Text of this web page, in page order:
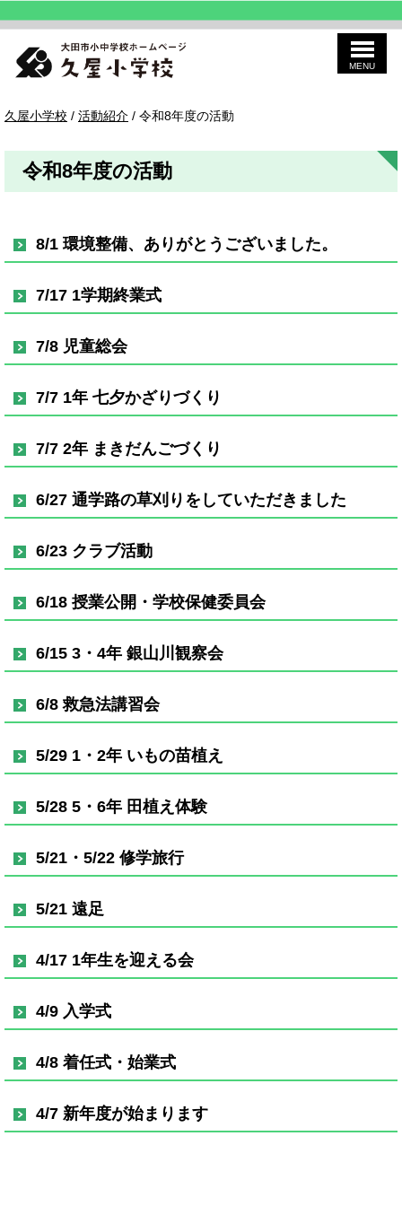
屋
MENU
現
の
置：
久屋小学校 / 活動紹介 / 令和8年度の活動
令和8年度の活動
8/1 環境整備、ありがとうございました。
7/17 1学期終業式
7/8 児童総会
7/7 1年 七夕かざりづくり
7/7 2年 まきだんごづくり
6/27 通学路の草刈りをしていただきました
6/23 クラブ活動
6/18 授業公開・学校保健委員会
6/15 3・4年 銀山川観察会
6/8 救急法講習会
5/29 1・2年 いもの苗植え
5/28 5・6年 田植え体験
5/21・5/22 修学旅行
5/21 遠足
4/17 1年生を迎える会
4/9 入学式
4/8 着任式・始業式
4/7 新年度が始まります